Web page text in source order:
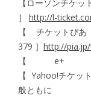
【ローソンチケ
］ http://l-
【 チケットぴ
379 ］ http://
【 e+
【 Yahoo!チケッ
般ともに